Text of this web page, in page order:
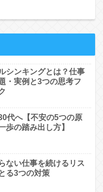
シンキングとは？仕事
・実例と3つの思考フ
代へ【不安の5つの原
歩の踏み出し方】
ない仕事を続けるリス
る3つの対策